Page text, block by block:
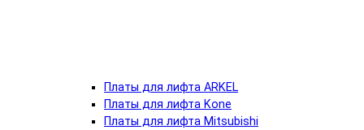
Платы для лифта ARKEL
Платы для лифта Kone
Платы для лифта Mitsubishi